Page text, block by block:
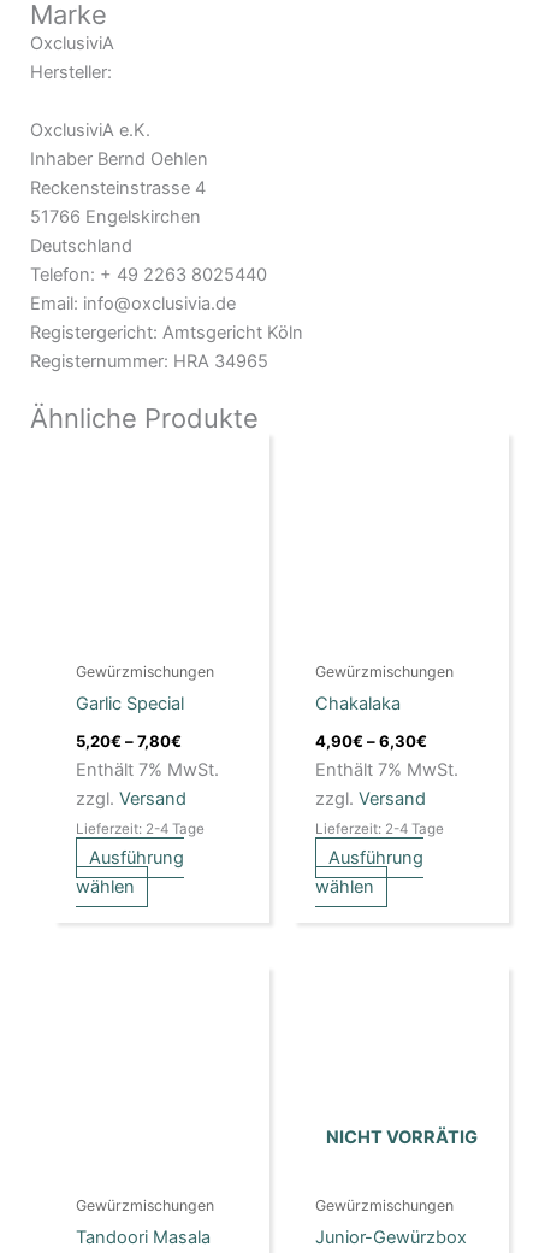
Marke
OxclusiviA
Hersteller:
OxclusiviA e.K.
Inhaber Bernd Oehlen
Reckensteinstrasse 4
51766 Engelskirchen
Deutschland
Telefon: + 49 2263 8025440
Email: info@oxclusivia.de
Registergericht: Amtsgericht Köln
Registernummer: HRA 34965
Ähnliche Produkte
Gewürzmischungen
Garlic Special
5,20€ –7,80€
Enthält 7% MwSt.
zzgl. Versand
Lieferzeit: 2-4 Tage
Ausführung
wählen
können
auf
der
Produktseite
gewählt
werden
Gewürzmischungen
Chakalaka
4,90€ –6,30€
Enthält 7% MwSt.
zzgl. Versand
Lieferzeit: 2-4 Tage
Ausführung
wählen
können
auf
der
Produktseite
gewählt
werden
Gewürzmischungen
Tandoori Masala
können
auf
NICHT VORRÄTIG
Gewürzmischungen
Junior-Gewürzbox